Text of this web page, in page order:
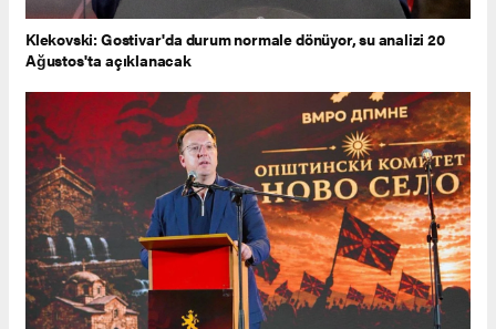
Klekovski: Gostivar'da durum normale dönüyor, su analizi 20
Ağustos'ta açıklanacak